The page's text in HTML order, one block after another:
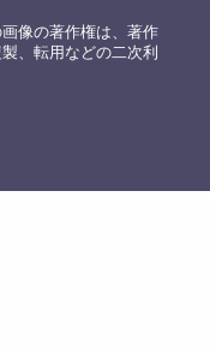
像の著作権は、著作
、転用などの二次利